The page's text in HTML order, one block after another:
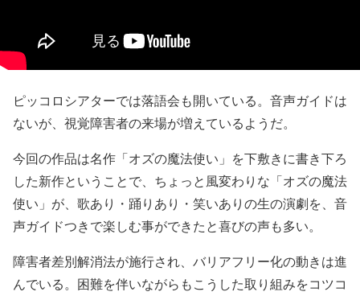
ピッコロシアターでは落語会も開いている。音声ガイドは
ないが、視覚障害者の来場が増えているようだ。
今回の作品は名作「オズの魔法使い」を下敷きに書き下ろ
した新作ということで、ちょっと風変わりな「オズの魔法
使い」が、歌あり・踊りあり・笑いありの生の演劇を、音
声ガイドつきで楽しむ事ができたと喜びの声も多い。
障害者差別解消法が施行され、バリアフリー化の動きは進
んでいる。困難を伴いながらもこうした取り組みをコツコ